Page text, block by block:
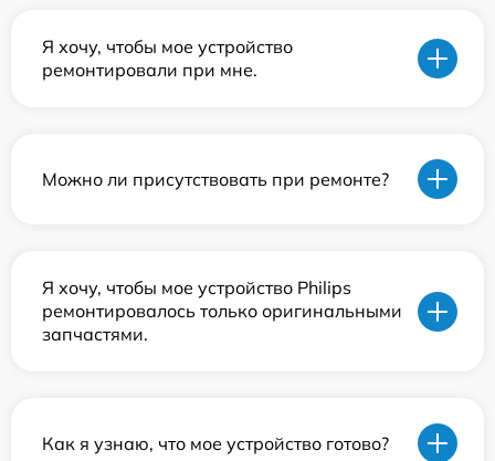
Я хочу, чтобы мое устройство
ремонтировали при мне.
Можно ли присутствовать при ремонте?
Я хочу, чтобы мое устройство Philips
ремонтировалось только оригинальными
запчастями.
Как я узнаю, что мое устройство готово?